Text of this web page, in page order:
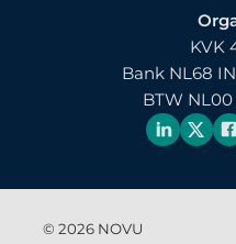
KVK
Bank NL68
BTW
© 2026NOVU